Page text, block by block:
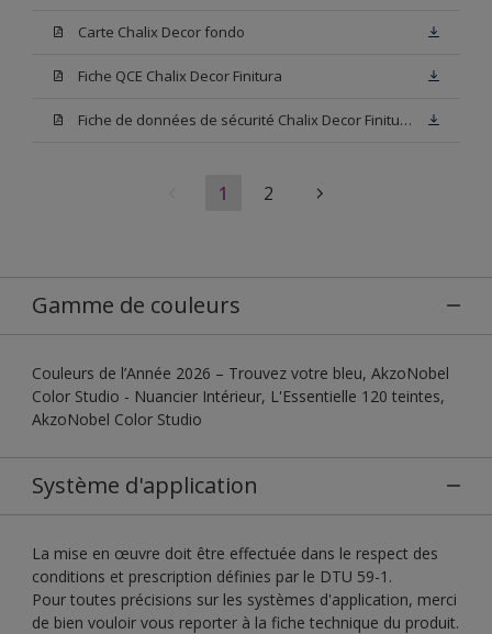
Carte Chalix Decor fondo
Fiche QCE Chalix Decor Finitura
Fiche de données de sécurité Chalix Decor Finitura Base N00
1 2
Gamme de couleurs
Couleurs de l’Année 2026 – Trouvez votre bleu, AkzoNobel
Color Studio - Nuancier Intérieur, L'Essentielle 120 teintes,
AkzoNobel Color Studio
Système d'application
La mise en œuvre doit être effectuée dans le respect des
conditions et prescription définies par le DTU 59-1.
Pour toutes précisions sur les systèmes d'application, merci
de bien vouloir vous reporter à la fiche technique du produit.